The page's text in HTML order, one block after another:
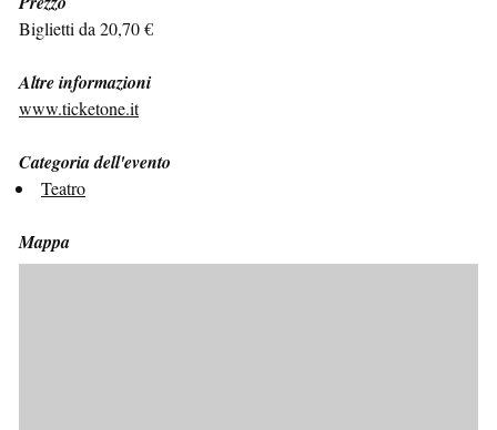
Biglietti da 20,70 €
Altre informazioni
www.ticketone.it
Categoria dell'evento
Teatro
Mappa